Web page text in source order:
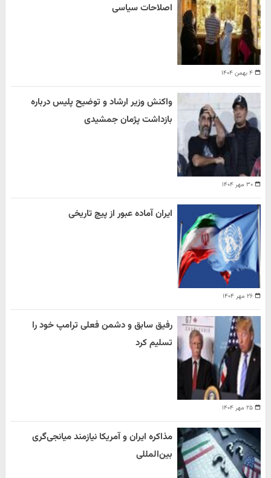
۴ بهمن ۱۴۰۴
اصلاحات سیاسی
۳۰ مهر ۱۴۰۴
واکنش وزیر ارشاد و توضیح پلیس درباره
بازداشت پژمان جمشیدی
۲۶ مهر ۱۴۰۴
ایران آماده عبور از پیچ تاریخی
۲۵ مهر ۱۴۰۴
رفیق سابق و دشمن فعلی ترامپ خود را
تسلیم کرد
مذاکره ایران و آمریکا نیازمند میانجی‌گری
بین‌المللی